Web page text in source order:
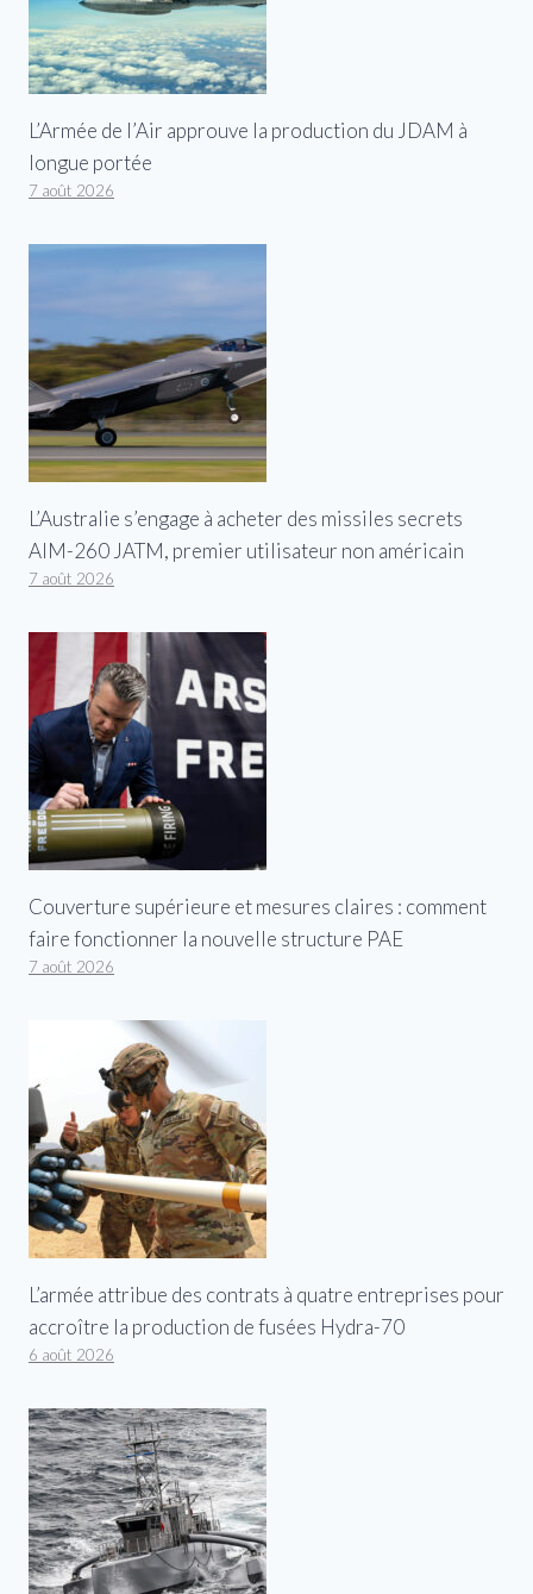
L’Armée de l’Air approuve la production du JDAM à
longue portée
7 août 2026
L’Australie s’engage à acheter des missiles secrets
AIM-260 JATM, premier utilisateur non américain
7 août 2026
Couverture supérieure et mesures claires : comment
faire fonctionner la nouvelle structure PAE
7 août 2026
L’armée attribue des contrats à quatre entreprises pour
accroître la production de fusées Hydra-70
6 août 2026